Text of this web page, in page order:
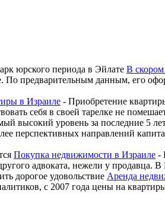
В
предварительным данным, его
в Израиле - Приобретение
себя в своей тарелке не
перспективных направлений
Покупка недвижимости в Израиле -
адвоката, нежели у продавца.
Аренда
с 2007 года цены на